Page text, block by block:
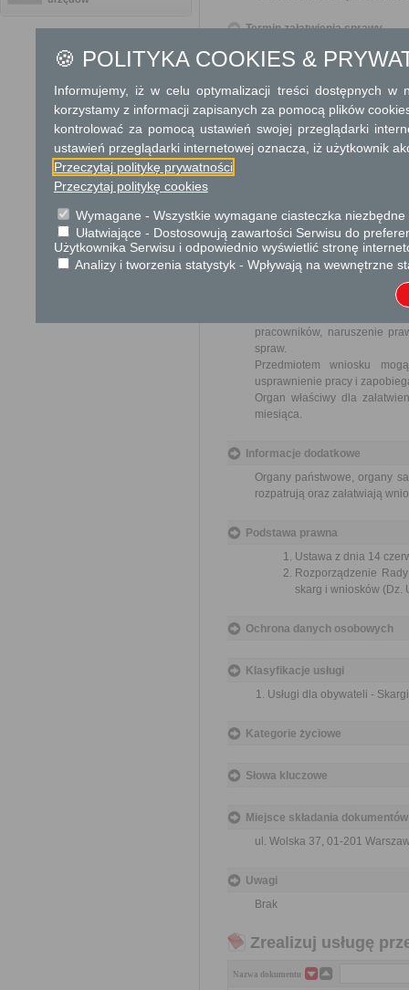
Termin załatwienia sprawy
O sposobie rozpatrzenia
telefon: 22 33 55 225, fax: 22
Dodatkowe
Tryb odwoławczy
Brak
pracowników, naruszenie
spraw.
Przedmiotem wniosku
usprawnienie pracy i
Organ właściwy dla
miesiąca.
Informacje dodatkowe
Organy państwowe, organy
rozpatrują oraz załatwiają
Podstawa prawna
Ustawa z dnia 14
Rozporządzenie
skarg i wniosków (Dz.
Ochrona danych osobowych
Klasyfikacje usługi
Usługi dla obywateli -
Kategorie życiowe
Słowa kluczowe
Miejsce składania dokumentów
ul. Wolska 37, 01-201
Uwagi
Brak
Zrealizuj usługę
Nazwa dokumentu
🍪 POLITYKA COOKIES &
Informujemy, iż w celu optymalizacji treści dostępnych w
korzystamy z informacji zapisanych za pomocą plików
kontrolować za pomocą ustawień swojej przeglądarki
ustawień przeglądarki internetowej oznacza, iż użytkownik
Przeczytaj politykę prywatności
Przeczytaj politykę cookies
Wymagane - Wszystkie wymagane ciasteczka
Ułatwiające - Dostosowują zawartości Serwisu do
Użytkownika Serwisu i odpowiednio wyświetlić stronę
Analizy i tworzenia statystyk - Wpływają na wewnętrzne